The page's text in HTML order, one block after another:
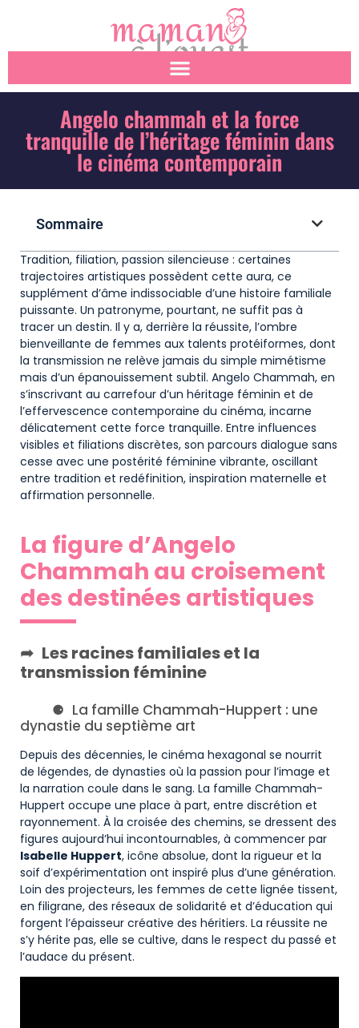
Angelo chammah et la force
tranquille de l’héritage féminin dans
le cinéma contemporain
Sommaire
Tradition, filiation, passion silencieuse : certaines
trajectoires artistiques possèdent cette aura, ce
supplément d’âme indissociable d’une histoire familiale
puissante. Un patronyme, pourtant, ne suffit pas à
tracer un destin. Il y a, derrière la réussite, l’ombre
bienveillante de femmes aux talents protéiformes, dont
la transmission ne relève jamais du simple mimétisme
mais d’un épanouissement subtil. Angelo Chammah, en
s’inscrivant au carrefour d’un héritage féminin et de
l’effervescence contemporaine du cinéma, incarne
délicatement cette force tranquille. Entre influences
visibles et filiations discrètes, son parcours dialogue sans
cesse avec une postérité féminine vibrante, oscillant
entre tradition et redéfinition, inspiration maternelle et
affirmation personnelle.
La figure d’Angelo
Chammah au croisement
des destinées artistiques
Les racines familiales et la
transmission féminine
La famille Chammah-Huppert : une
dynastie du septième art
Depuis des décennies, le cinéma hexagonal se nourrit
de légendes, de dynasties où la passion pour l’image et
la narration coule dans le sang. La famille Chammah-
Huppert occupe une place à part, entre discrétion et
rayonnement. À la croisée des chemins, se dressent des
figures aujourd’hui incontournables, à commencer par
Isabelle Huppert, icône absolue, dont la rigueur et la
soif d’expérimentation ont inspiré plus d’une génération.
Loin des projecteurs, les femmes de cette lignée tissent,
en filigrane, des réseaux de solidarité et d’éducation qui
forgent l’épaisseur créative des héritiers. La réussite ne
s’y hérite pas, elle se cultive, dans le respect du passé et
l’audace du présent.